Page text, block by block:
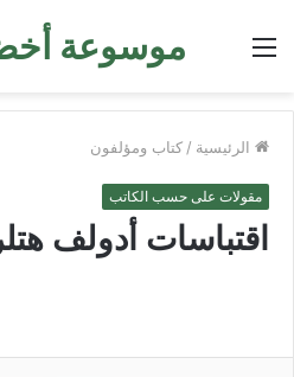
موسوعة القائمة
الرئيسية / كتاب ومؤلفون
مقولات على حسب الكاتب
اقتباسات أدولف